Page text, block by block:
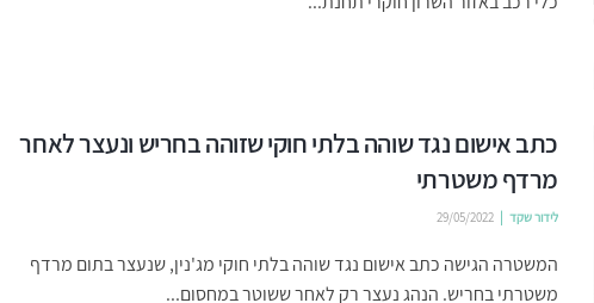
כתב אישום נגד שוהה בלתי חוקי שזוהה בחריש ונעצר לאחר
מרדף משטרתי
לידור שקד 29/05/2022
המשטרה הגישה כתב אישום נגד שוהה בלתי חוקי מג'נין, שנעצר בתום מרדף
משטרתי בחריש. הנהג נעצר רק לאחר ששוטר במחסום...